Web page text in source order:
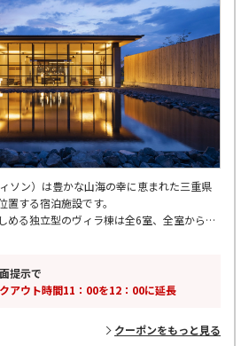
ソン）は豊かな山海の幸に恵まれた三重県
する宿泊施設です。
める独立型のヴィラ棟は全6室、全室から雄
ィソン］内にあり、施設内の様々なレストラ
ただけます。
など日本有数の観光地もございますので三重
提示で
アウト時間11：00を12：00に延長
クーポンをもっと見る